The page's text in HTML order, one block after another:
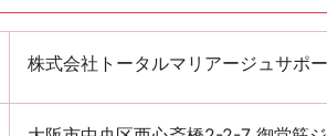
株式会社トータルマリアージュサポ